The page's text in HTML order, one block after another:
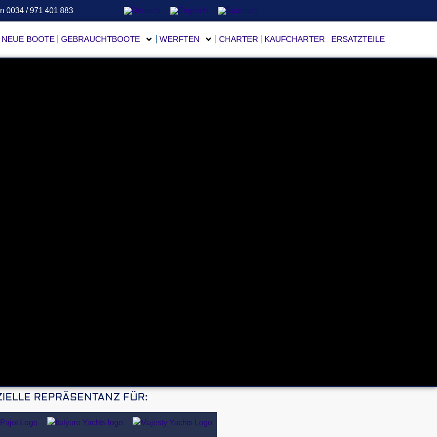
0034 / 971 401 883
NEUE BOOTE GEBRAUCHTBOOTE WERFTEN CHARTER KAUFCHARTER ERSATZTEILE
REPRÄSENTANZ FÜR: